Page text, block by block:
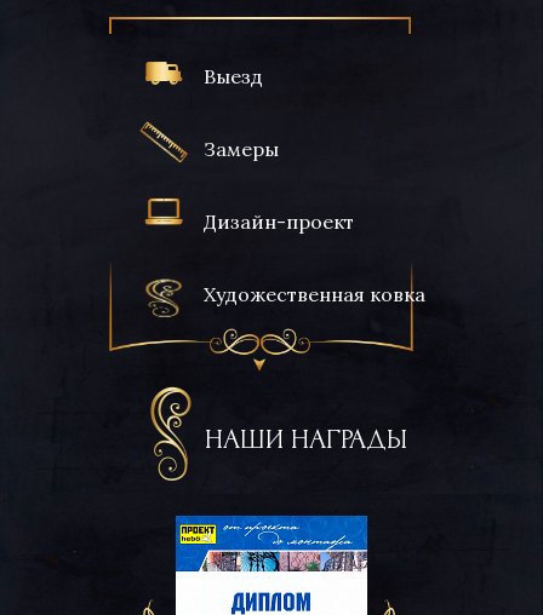
Выезд
Замеры
Дизайн-проект
Художественная ковка
НАШИ НАГРАДЫ